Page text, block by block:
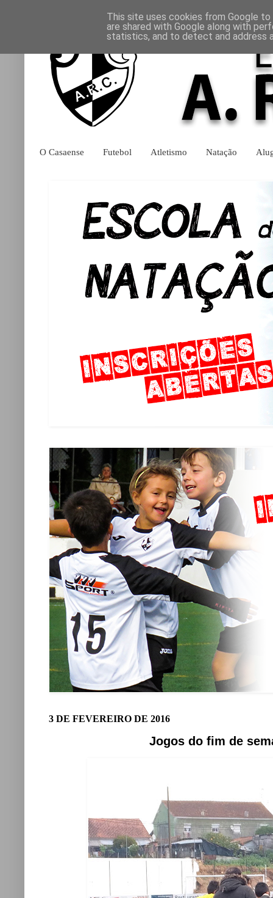
O Casaense Futebol Atletismo Natação
3 DE FEVEREIRO DE 2016
Jogos do fim de
This site uses cookies from Google
are shared with Google along with
statistics, and to detect and address